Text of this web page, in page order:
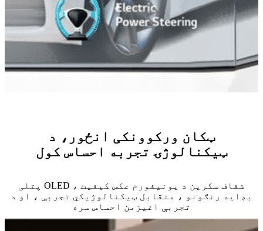
ټکان ورکوونکی انځور، د
ټیکنالوژۍ تجربه احساس کول
پتلی OLED شفاف سکرین د یونیفورم عکس کیفیت ،
بډایه رنګونو ، متقابل ټیکنالوژیکي تجربې ، او د
تجربې اغیزمن احساس سره